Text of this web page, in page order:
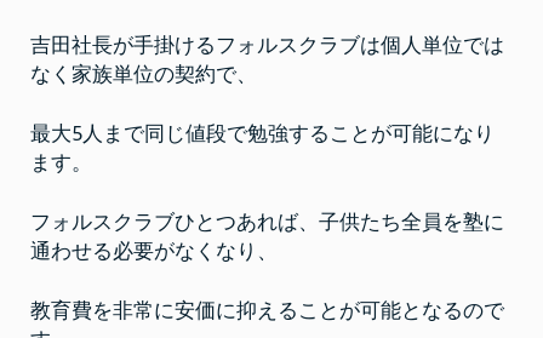
吉田社長が手掛けるフォルスクラブは個人単位では
なく家族単位の契約で、
最大5人まで同じ値段で勉強することが可能になり
ます。
フォルスクラブひとつあれば、子供たち全員を塾に
通わせる必要がなくなり、
教育費を非常に安価に抑えることが可能となるので